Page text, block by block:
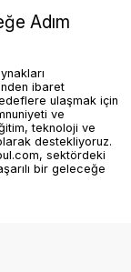
Adım
ibaret
ulaşmak için
ve
teknoloji ve
destekliyoruz.
sektördeki
bir geleceğe